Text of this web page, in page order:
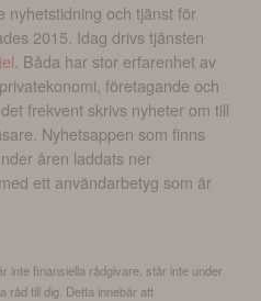
nyhetstidning och tjänst för
2015. Idag drivs tjänsten
. Båda har stor erfarenhet av
företagande och
frekvent skrivs nyheter om till
Nyhetsappen som finns
åren laddats ner
ett användarbetyg som är
inte finansiella rådgivare, står inte under
råd till dig. Detta innebär att